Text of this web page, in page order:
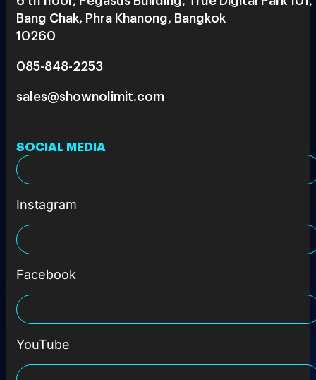
Bang Chak, Phra Khanong, Bangkok
10260
085-848-2253
sales@shownolimit.com
SOCIAL MEDIA
Instagram
Facebook
YouTube